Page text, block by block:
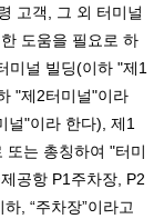
고객, 그 외 터미널
도움을 필요로 하
미널 빌딩(이하 "제1
"제2터미널"이라
널"이라 한다), 제1
또는 총칭하여 "터미
공항 P1주차장, P2
, “주차장”이라고